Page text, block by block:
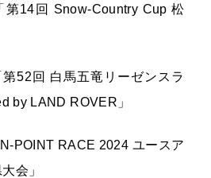
第14回 Snow-Country Cup 松
第52回 白馬五竜リーゼンスラ
by LAND ROVER」
POINT RACE 2024 ユースア
会」